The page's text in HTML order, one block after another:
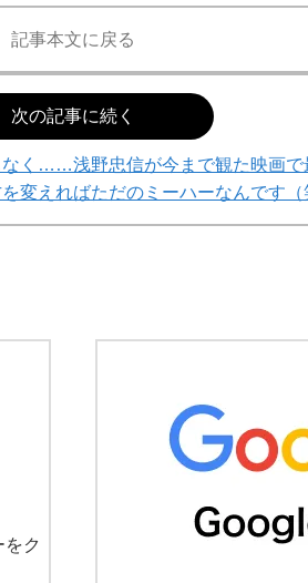
記事本文に戻る
次の記事に続く
く……浅野忠信が今まで観た映画で
変えればただのミーハーなんです（
をク